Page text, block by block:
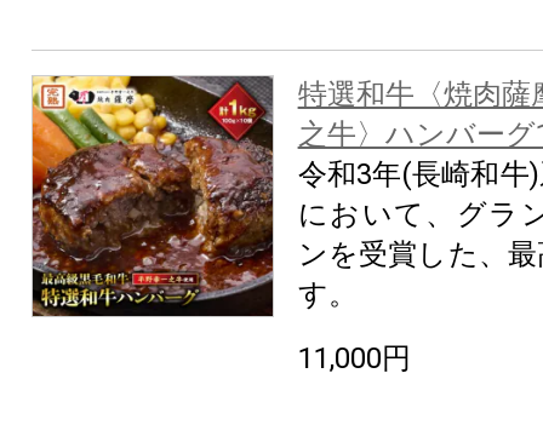
特選和牛〈焼肉薩
之牛〉ハンバーグ
令和3年(長崎和牛
において、グラ
ンを受賞した、
す。
11,000円